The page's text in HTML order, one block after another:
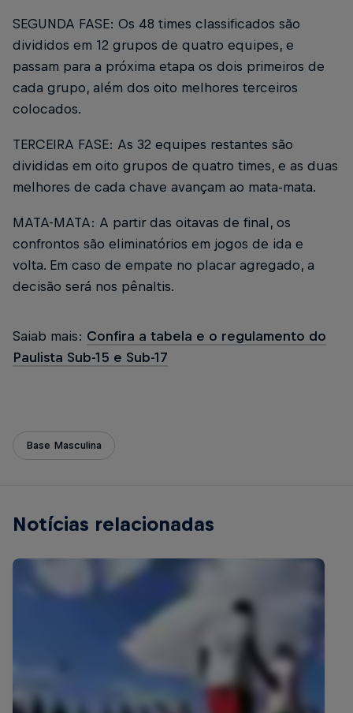
SEGUNDA FASE: Os 48 times classificados são
divididos em 12 grupos de quatro equipes, e
passam para a próxima etapa os dois primeiros de
cada grupo, além dos oito melhores terceiros
colocados.
TERCEIRA FASE: As 32 equipes restantes são
divididas em oito grupos de quatro times, e as duas
melhores de cada chave avançam ao mata-mata.
MATA-MATA: A partir das oitavas de final, os
confrontos são eliminatórios em jogos de ida e
volta. Em caso de empate no placar agregado, a
decisão será nos pênaltis.
Saiab mais: Confira a tabela e o regulamento do
Paulista Sub-15 e Sub-17
Base Masculina
Notícias relacionadas